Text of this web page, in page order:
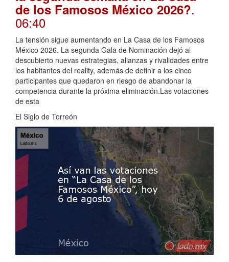
de los Famosos México 2026?.
06:40
La tensión sigue aumentando en La Casa de los Famosos
México 2026. La segunda Gala de Nominación dejó al
descubierto nuevas estrategias, alianzas y rivalidades entre
los habitantes del reality, además de definir a los cinco
participantes que quedaron en riesgo de abandonar la
competencia durante la próxima eliminación.Las votaciones
de esta
El Siglo de Torreón